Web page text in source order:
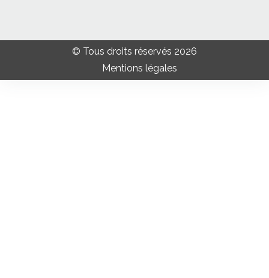
© Tous droits réservés 2026
Mentions légales